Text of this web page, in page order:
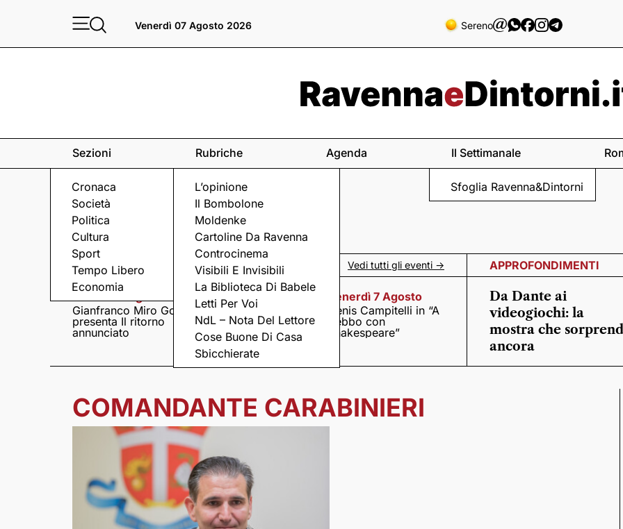
Venerdì 07 Agosto 2026 Sereno
Sezioni
Cronaca
Società
Politica
Cultura
Sport
Tempo Libero
Economia
Rubriche
L’opinione
Il Bombolone
Moldenke
Cartoline Da Ravenna
Controcinema
Visibili E Invisibili
La Biblioteca Di Babele
Letti Per Voi
NdL – Nota Del Lettore
Cose Buone Di Casa
Sbicchierate
Agenda Il Settimanale
Sfoglia Ravenna&Dintorni
Eventi a Ravenna e dintorni Vedi tutti gli eventi ->
Gianfranco Miro Gori
presenta Il ritorno
annunciato
Venerdì 7 Agosto
I Fine Before You
Came tornano con il
disco “C’è ancora
amore”
Venerdì 7 Agosto
Denis Campitelli in “A
trebbo con
Shakespeare”
APPROFONDIMENTI
Da Dante ai
videogiochi: la
mostra che
ancora
COMANDANTE CARABINIERI